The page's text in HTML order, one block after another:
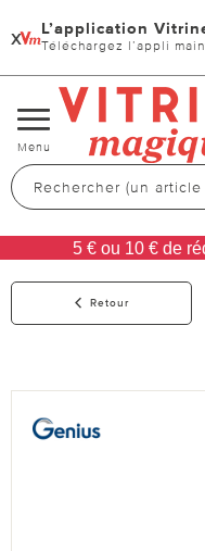
x L’application
Téléchargez l’appli
Changer
de
navigation
Menu
5 € ou 10 € de
Retour